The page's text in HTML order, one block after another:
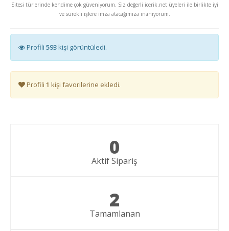
Sitesi türlerinde kendime çok güveniyorum. Siz değerli icerik.net üyeleri ile birlikte iyi
ve sürekli işlere imza atacağımıza inanıyorum.
Profili 593kişi görüntüledi.
Profili 1 kişi favorilerine ekledi.
0
Aktif Sipariş
2
Tamamlanan